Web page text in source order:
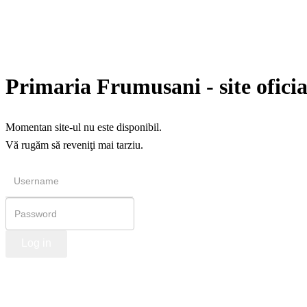
Primaria Frumusani - site
Momentan site-ul nu este disponibil.
Vă rugăm să reveniţi mai tarziu.